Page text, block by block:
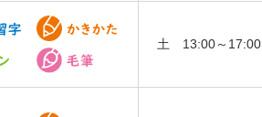
土 13:00～17:00